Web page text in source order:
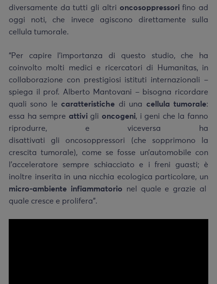
diversamente da tutti gli altri oncosoppressorifino ad
oggi noti, che invece agiscono direttamente sulla
cellula tumorale.
“Per capire l’importanza di questo studio, che ha
coinvolto molti medici e ricercatori di Humanitas, in
collaborazione con prestigiosi istituti internazionali –
spiega il prof. Alberto Mantovani – bisogna ricordare
quali sono lecaratteristiche di una cellula tumorale:
essa ha sempre attiviglioncogeni, i geni che la fanno
riprodurre, e viceversa ha
disattivati gli oncosoppressori (che sopprimono la
crescita tumorale), come se fosse un’automobile con
l’acceleratore sempre schiacciato e i freni guasti; è
inoltre inserita in una nicchia ecologica particolare, un
micro-ambiente infiammatorio nel quale e grazie al
quale cresce e prolifera”.